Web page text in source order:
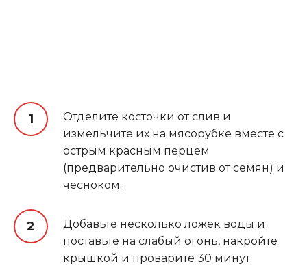
Отделите косточки от слив и
измельчите их на мясорубке вместе с
острым красным перцем
(предварительно очистив от семян) и
чесноком.
Добавьте несколько ложек воды и
поставьте на слабый огонь, накройте
крышкой и проварите 30 минут.